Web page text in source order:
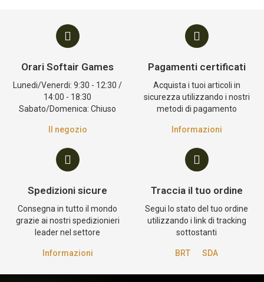
Orari Softair Games
Lunedi/Venerdi: 9:30 - 12:30 /
14:00 - 18:30
Sabato/Domenica: Chiuso
Il negozio
Pagamenti certificati
Acquista i tuoi articoli in
sicurezza utilizzando i nostri
metodi di pagamento
Informazioni
Spedizioni sicure
Consegna in tutto il mondo
grazie ai nostri spedizionieri
leader nel settore
Informazioni
Traccia il tuo ordine
Segui lo stato del tuo ordine
utilizzando i link di tracking
sottostanti
BRT SDA